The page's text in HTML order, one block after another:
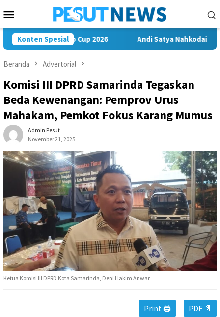
ke
Mobile
Konten Spesial
di Soekarno Cup 2026 Andi Satya Nahkodai Golkar
Beranda Advertorial
Komisi III DPRD Samarinda Tegaskan
Beda Kewenangan: Pemprov Urus
Mahakam, Pemkot Fokus Karang Mumus
Admin Pesut
November 21, 2025
Ketua Komisi III DPRD Kota Samarinda, Deni Hakim Anwar
Print 🖨
PDF 📄